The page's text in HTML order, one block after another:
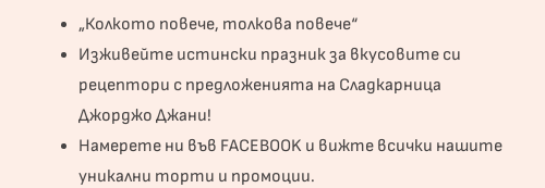
„Колкото повече, толкова повече“
Изживейте истински празник за вкусовите си
рецептори с предложенията на Сладкарница
Джорджо Джани!
Намерете ни във FACEBOOK и вижте всички нашите
уникални торти и промоции.